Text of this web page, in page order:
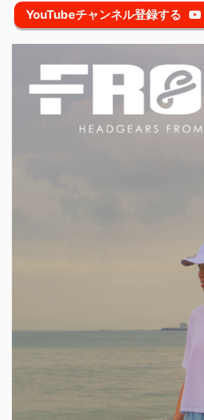
YouTubeチャンネル登録する